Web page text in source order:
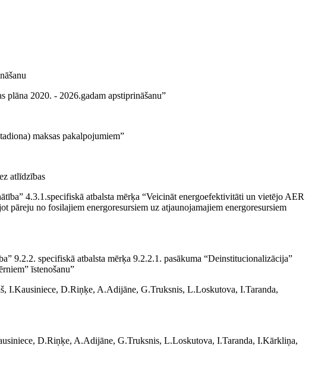
plāna 2020. - 2026.gadam apstiprināšanu”
maksas pakalpojumiem”
atlīdzības
4.3.1.specifiskā atbalsta mērķa “Veicināt energoefektivitāti un vietējo AER
pāreju no fosilajiem energoresursiem uz atjaunojamajiem energoresursiem
9.2.2. specifiskā atbalsta mērķa 9.2.2.1. pasākuma “Deinstitucionalizācija”
īstenošanu”
I.Kausiniece, D.Riņķe, A.Adijāne, G.Truksnis, L.Loskutova, I.Taranda,
D.Riņķe, A.Adijāne, G.Truksnis, L.Loskutova, I.Taranda, I.Kārkliņa,